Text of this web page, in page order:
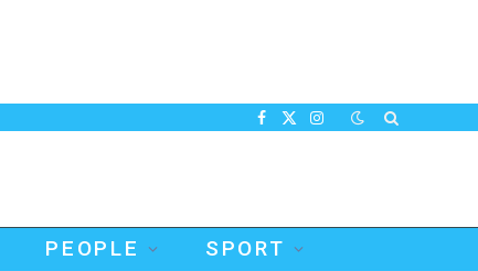
Facebook
X
Instagram
PEOPLE SPORT